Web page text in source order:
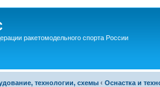
ракетомодельного спорта России
технологии, схемы ‹ Оснастка и